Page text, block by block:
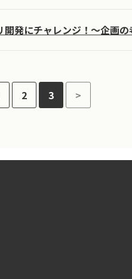
開発にチャレンジ！～企画
2 3 >